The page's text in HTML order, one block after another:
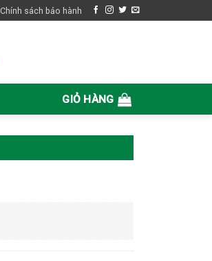
Chính sách bảo hành
GIỎ HÀNG